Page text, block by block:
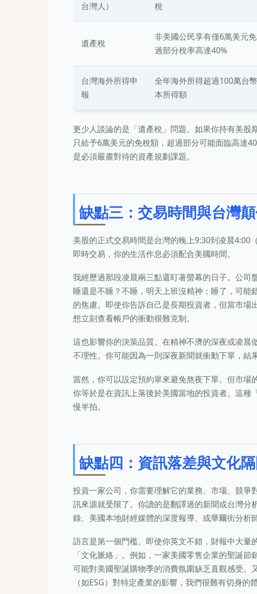
台灣人）
稅
遺產稅
非美國公民享有僅6萬美元
過部分稅率高達40%
台灣海外所得申
報
全年海外所得超過100萬台
本所得額
更少人談論的是「遺產稅」問題。如果你持有美
只給予6萬美元的免稅額，超過部分可能面臨高達
是必須嚴肅對待的資產規劃課題。
缺點三：交易時間與台灣
美股的正式交易時間是台灣的晚上9:30到凌晨4:00
即時交易，你的生活作息必須配合美國時間。
我經歷過那段凌晨兩三點還盯著螢幕的日子。公
睡還是不睡？不睡，明天上班沒精神；睡了，可
的焦慮。即使你告訴自己是長期投資者，但當市
想立刻查看帳戶的衝動很難克制。
這也影響你的決策品質。在精神不濟的深夜或凌
不理性。你可能因為一則深夜新聞就衝動下單，結
當然，你可以設定預約單來避免熬夜下單。但市場
你等於是在資訊上落後於美國當地的投資者。這
慢半拍。
缺點四：資訊落差與文化
投資一家公司，你需要理解它的業務、市場、競
訊來源就受限了。你讀的是翻譯過的新聞或台灣
錄、美國本地財經媒體的深度報導、或華爾街分析
語言是第一個門檻。即使你英文不錯，財報中大
「文化脈絡」。例如，一家美國零售企業的聖誕
可能對美國聖誕購物季的消費氛圍缺乏直觀感受
（如ESG）對特定產業的影響，我們很難有切身的體